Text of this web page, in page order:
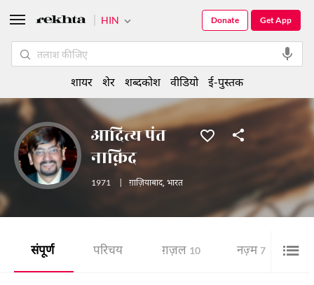
आदित्य पंत
नाक़िद
1971 ग़ाज़ियाबाद, भारत
संपूर्ण परिचय ग़ज़ल 10 नज़्म 7
HIN Get App
Donate
शायर शेर शब्दकोश वीडियो ई-पुस्तक